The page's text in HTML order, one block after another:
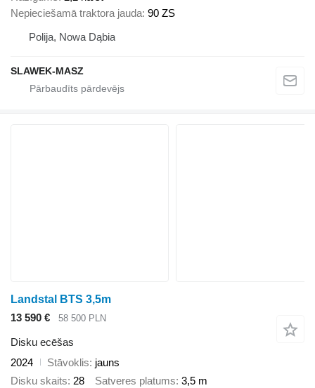
Nepieciešamā traktora jauda 90 ZS
Polija, Nowa Dąbia
SLAWEK-MASZ
Landstal BTS 3,5m
13 590 €
58 500 PLN
Disku ecēšas
2024
Stāvoklis jauns
Disku skaits 28 Satveres platums 3,5 m